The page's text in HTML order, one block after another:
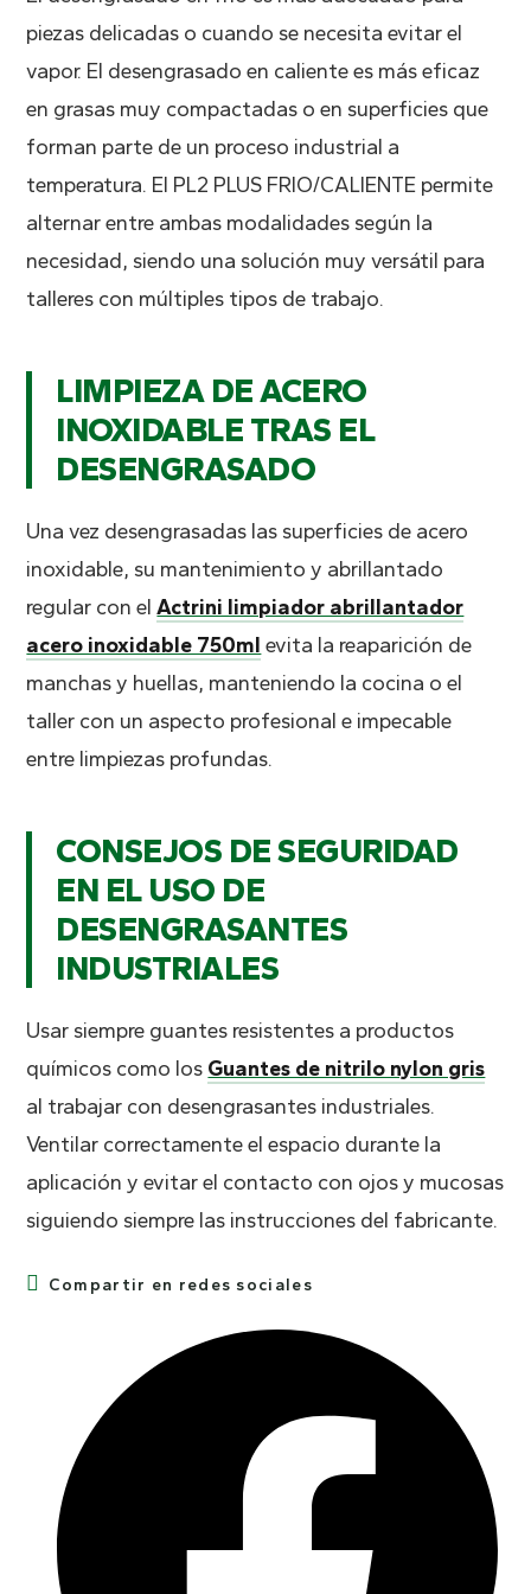
piezas delicadas o cuando se necesita evitar el
vapor. El desengrasado en caliente es más eficaz
en grasas muy compactadas o en superficies que
forman parte de un proceso industrial a
temperatura. El PL2 PLUS FRIO/CALIENTE permite
alternar entre ambas modalidades según la
necesidad, siendo una solución muy versátil para
talleres con múltiples tipos de trabajo.
LIMPIEZA DE ACERO
INOXIDABLE TRAS EL
DESENGRASADO
Una vez desengrasadas las superficies de acero
inoxidable, su mantenimiento y abrillantado
regular con elActrini limpiador abrillantador
acero inoxidable 750ml evita la reaparición de
manchas y huellas, manteniendo la cocina o el
taller con un aspecto profesional e impecable
entre limpiezas profundas.
CONSEJOS DE SEGURIDAD
EN EL USO DE
DESENGRASANTES
INDUSTRIALES
Usar siempre guantes resistentes a productos
químicos como los Guantes de nitrilo nylon gris
al trabajar con desengrasantes industriales.
Ventilar correctamente el espacio durante la
aplicación y evitar el contacto con ojos y mucosas
siguiendo siempre las instrucciones del fabricante.
Compartir en redes socialesCompartir
nueva
ventana